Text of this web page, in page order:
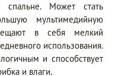
спальне. Может стать
мультимедийную
в себя мелкий
использования.
и способствует
и влаги.